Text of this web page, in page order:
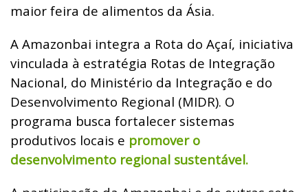
maior feira de alimentos da Ásia.
A Amazonbai integra a Rota do Açaí, iniciativa
vinculada à estratégia Rotas de Integração
Nacional, do Ministério da Integração e do
Desenvolvimento Regional (MIDR). O
programa busca fortalecer sistemas
produtivos locais e promover o
desenvolvimento regional sustentável.